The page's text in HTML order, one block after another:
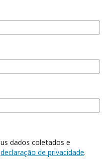
declaração de privacidade.